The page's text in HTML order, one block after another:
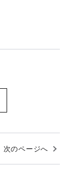
次のページへ